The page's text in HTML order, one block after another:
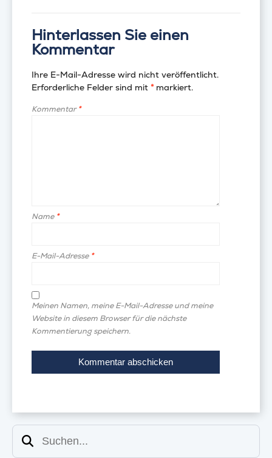
Hinterlassen Sie einen
Kommentar
Ihre E-Mail-Adresse wird nicht veröffentlicht.
Erforderliche Felder sind mit *markiert.
Kommentar*
Name *
E-Mail-Adresse *
Meinen Namen, meine E-Mail-Adresse und meine
Website in diesem Browser für die nächste
Kommentierung speichern.
Suchen